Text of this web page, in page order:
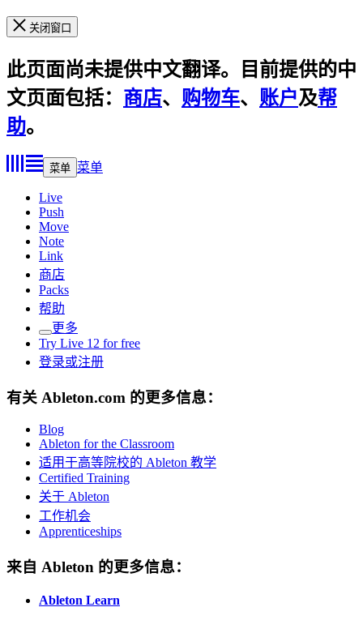
关闭窗口
此页面尚未提供中文翻译。目前提供的中
文页面包括： 商店、 购物车、 账户及帮
助。
菜单 菜单
Live
Push
Move
Note
Link
商店
Packs
帮助
更多
Try Live 12 for free
登录或注册
有关 Ableton.com 的更多信息：
Blog
Ableton for the Classroom
适用于高等院校的 Ableton 教学
Certified Training
关于 Ableton
工作机会
Apprenticeships
来自 Ableton 的更多信息：
Ableton Learn